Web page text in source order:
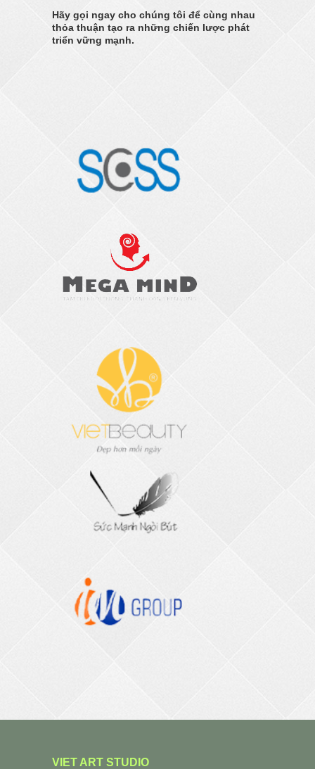
Hãy gọi ngay cho chúng tôi để cùng nhau
thỏa thuận tạo ra những chiến lược phát
triển vững mạnh.
VIET ART STUDIO